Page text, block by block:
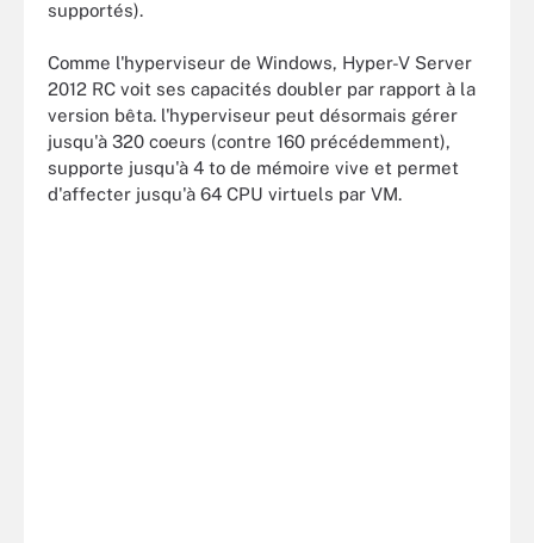
supportés).
Comme l'hyperviseur de Windows, Hyper-V Server
2012 RC voit ses capacités doubler par rapport à la
version bêta. l'hyperviseur peut désormais gérer
jusqu'à 320 coeurs (contre 160 précédemment),
supporte jusqu'à 4 to de mémoire vive et permet
d'affecter jusqu'à 64 CPU virtuels par VM.